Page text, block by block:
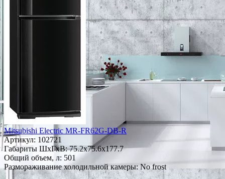
Mitsubishi Electric MR-FR62G-DB-R
Артикул: 102721
Габариты ШxГxВ: 75.2x75.6x177.7
Общий объем, л: 501
Размораживание холодильной камеры: No frost